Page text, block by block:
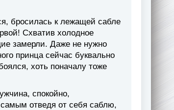
бросилась к лежащей сабле
Схватив холодное
замерли. Даже не нужно
принца сейчас буквально
хоть поначалу тоже
спокойно,
самым отведя от себя саблю,